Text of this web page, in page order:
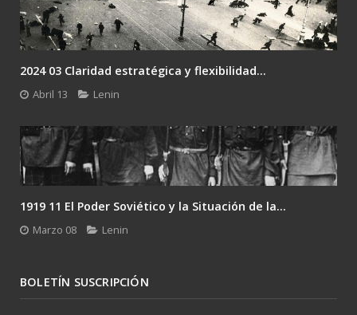
2024 03 Claridad estratégica y flexibilidad...
Abril 13 Lenin
1919 11 El Poder Soviético y la Situación de la...
Marzo 08 Lenin
BOLETÍN SUSCRIPCIÓN